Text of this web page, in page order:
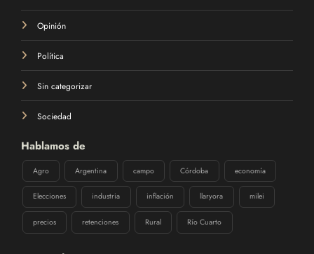
Opinión
Política
Sin categorizar
Sociedad
Hablamos de
Agro Argentina campo Córdoba economía
Elecciones industria inflación llaryora milei
precios retenciones Rural Río Cuarto